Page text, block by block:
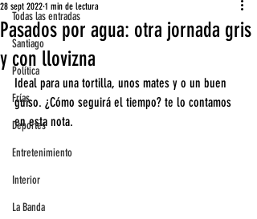
Todas las entradas
Santiago
Política
Frías
Deportes
Entretenimiento
Interior
La Banda
Pasados por agua: otra jornada gris
y con llovizna
28 sept 2022 1 min de lectura
Ideal para una tortilla, unos mates y o un buen
guiso. ¿Cómo seguirá el tiempo? te lo contamos
en esta nota.